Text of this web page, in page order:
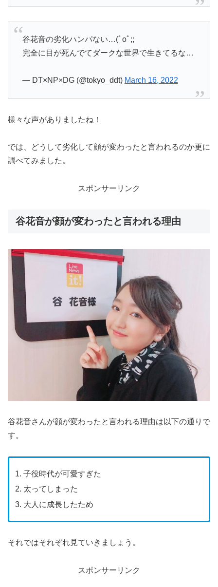
谷花音の劣化ハンパない…(ﾟoﾟ;;
完全に目が死んでてダークな世界で生きてるな…
— DT×NP×DG (@tokyo_ddt) March 16, 2022
様々な声がありましたね！
では、どうして劣化して顔が変わったと言われるのか更に
調べてみました。
スポンサーリンク
谷花音が顔が変わったと言われる理由
谷花音さんが顔が変わったと言われる理由は以下の通りで
す。
子役時代が可愛すぎた
太ってしまった
大人に成長したため
それではそれぞれ見ていきましょう。
スポンサーリンク